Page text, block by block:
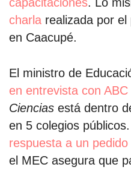
contacto
capacitaciones. Lo
charla realizada por
en Caacupé.
El ministro de
en entrevista con ABC
Ciencias está dentro
en 5 colegios
respuesta a un
el MEC asegura que